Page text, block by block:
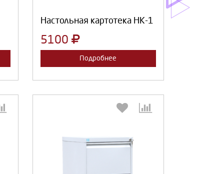
Настольная картотека НК-1
5100
Подробнее